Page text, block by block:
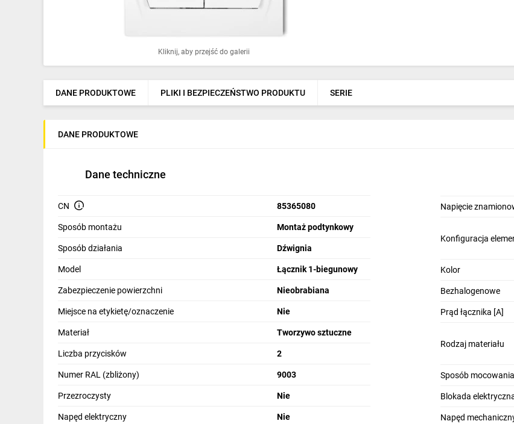
Ogrzewanie
Elektronarzędzia i mierniki
Dom i ogród
Odzież ochronna i BHP
Inne
Budowa i Remont
Elektronika
Kliknij, aby przejść do galerii
DANE PRODUKTOWE PLIKI I BEZPIECZEŃSTWO PRODUKTU SERIE
DANE PRODUKTOWE
Dane techniczne
CN 85365080
Sposób montażu Montaż podtynkowy
Sposób działania Dźwignia
Model Łącznik 1-biegunowy
Zabezpieczenie powierzchni Nieobrabiana
Miejsce na etykietę/oznaczenie Nie
Materiał Tworzywo sztuczne
Liczba przycisków 2
Numer RAL (zbliżony) 9003
Przezroczysty Nie
Napęd elektryczny Nie
Napięcie
Konfiguracja
Kolor
Bezhalogenowe
Prąd łącznika [A]
Rodzaj materiału
Sposób mocowania
Blokada
Napęd